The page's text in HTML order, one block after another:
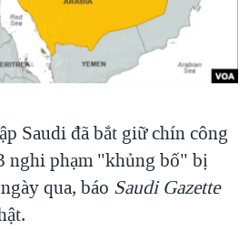
2024
TẠI DẢI GAZA
HẠ 'BÊN THẮNG CUỘC'
VÀ NAY
Saudi đã bắt giữ chín công
nghi phạm "khủng bố" bị
qua, báo Saudi Gazette